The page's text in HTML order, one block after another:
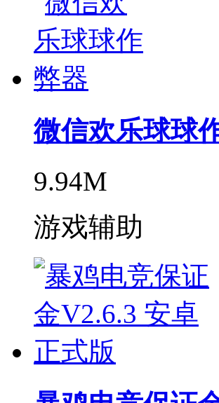
微信欢乐球球
9.94M
游戏辅助